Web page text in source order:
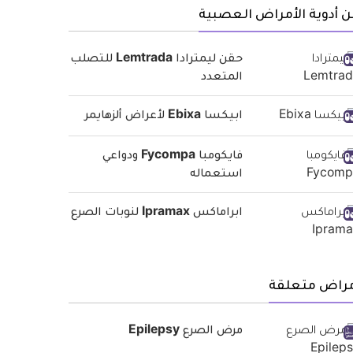
أدوية الأمراض العصبية
حقن ليمترادا Lemtrada للتصلب
المتعدد
ابيكسا Ebixa لأعراض ألزهايمر
فايكومبا Fycompa ودواعي
استعماله
ابراماكس Ipramax لنوبات الصرع
متعلقة
مرض الصرع Epilepsy